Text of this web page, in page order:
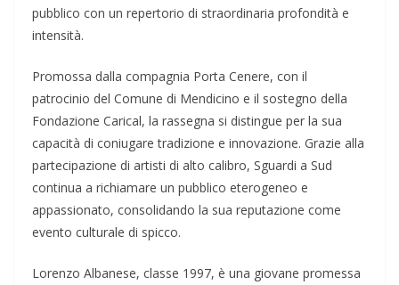
pubblico con un repertorio di straordinaria profondità e
intensità.
Promossa dalla compagnia Porta Cenere, con il
patrocinio del Comune di Mendicino e il sostegno della
Fondazione Carical, la rassegna si distingue per la sua
capacità di coniugare tradizione e innovazione. Grazie alla
partecipazione di artisti di alto calibro, Sguardi a Sud
continua a richiamare un pubblico eterogeneo e
appassionato, consolidando la sua reputazione come
evento culturale di spicco.
Lorenzo Albanese, classe 1997, è una giovane promessa